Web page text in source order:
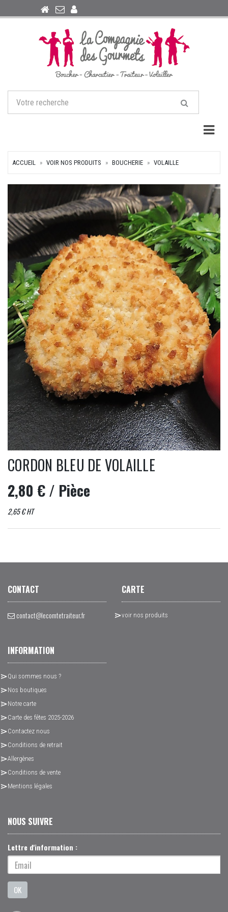
ACCUEIL VOIR NOS PRODUITS BOUCHERIE VOLAILLE
CORDON BLEU DE VOLAILLE
2,80 €/ Pièce
2,65 € HT
CONTACT
contact@lecomtetraiteur.fr
CARTE
voir nos produits
INFORMATION
Qui sommes nous ?
Nos boutiques
Notre carte
Carte des fêtes 2025-2026
Contactez nous
Conditions de retrait
Allergènes
Conditions de vente
Mentions légales
NOUS SUIVRE
Lettre d'information :
OK